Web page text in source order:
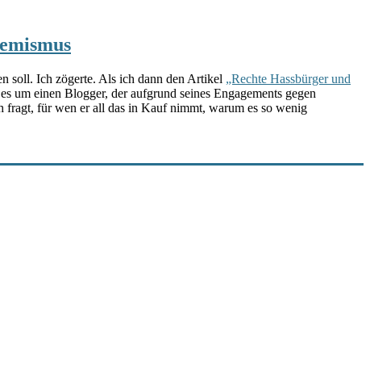
soll. Ich zögerte. Als ich dann den Artikel „Rechte Hassbürger und
um einen Blogger, der aufgrund seines Engagements gegen
fragt, für wen er all das in Kauf nimmt, warum es so wenig